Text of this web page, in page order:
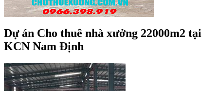
Dự án Cho thuê nhà xưởng 22000m2 tại
KCN Nam Định